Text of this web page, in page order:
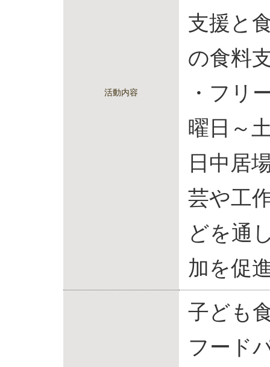
活動内容
支援と
の食料
・フリ
曜日～
日中居
芸や工
どを通
加を促
子ども
フード